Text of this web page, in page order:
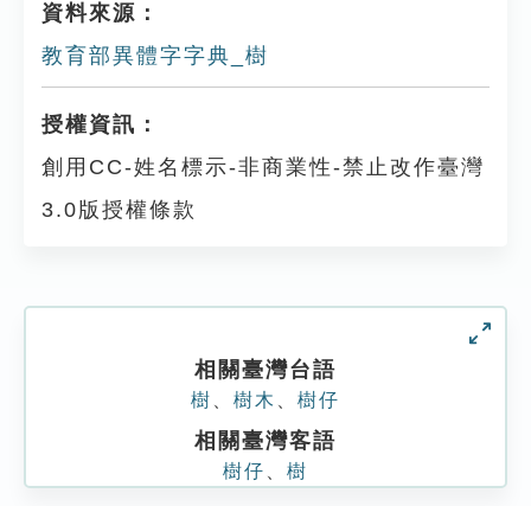
資料來源：
教育部異體字字典_樹
授權資訊：
創用CC-姓名標示-非商業性-禁止改作臺灣
3.0版授權條款
相關臺灣台語
樹 樹木 樹仔
相關臺灣客語
樹仔 樹